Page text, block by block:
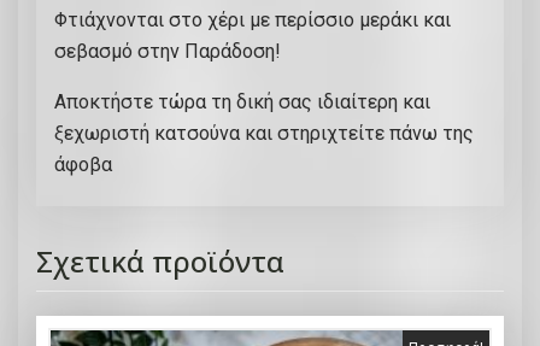
Φτιάχνονται στο χέρι με περίσσιο μεράκι και
σεβασμό στην Παράδοση!
Αποκτήστε τώρα τη δική σας ιδιαίτερη και
ξεχωριστή κατσούνα και στηριχτείτε πάνω της
άφοβα
Σχετικά προϊόντα